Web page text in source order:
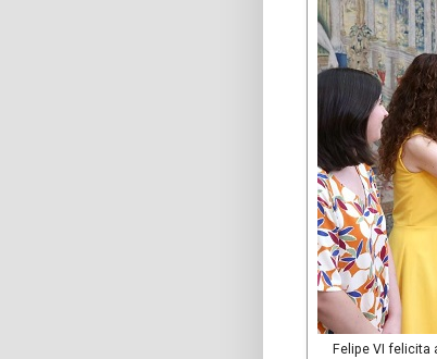
Felipe VI felicita